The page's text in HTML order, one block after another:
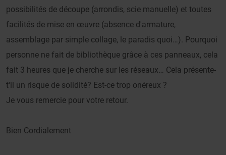
possibilités de découpe (arrondis, scie manuelle) et toutes
facilités de mise en œuvre (absence d'armature,
assemblage par simple collage, le paradis quoi…). Pourquoi
personne ne fait de bibliothèque grâce à ces panneaux, cela
fait 3 heures que je cherche sur les réseaux… Cela présente-
t'il un risque de solidité? Est-ce trop onéreux ?
Je vous remercie pour votre retour.
Bien Cordialement